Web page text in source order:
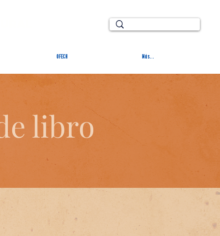
OFECH Más...
libro